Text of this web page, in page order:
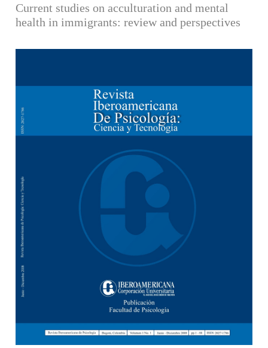
Current studies on acculturation and mental
health in immigrants: review and perspectives